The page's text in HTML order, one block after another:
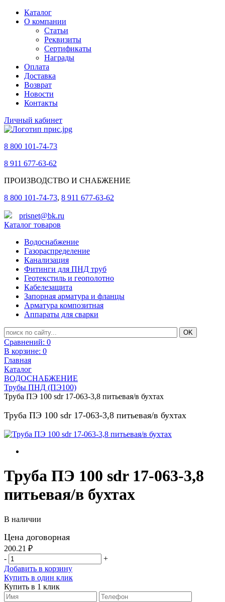
Каталог
О компании
Статьи
Реквизиты
Сертификаты
Награды
Оплата
Доставка
Возврат
Новости
Контакты
Личный кабинет
8 800 101-74-73
8 911 677-63-62
ПРОИЗВОДСТВО И СНАБЖЕНИЕ
8 800 101-74-73, 8 911 677-63-62
prisnet@bk.ru
Каталог товаров
Водоснабжение
Газораспределение
Канализация
Фитинги для ПНД труб
Геотекстиль и геополотно
Кабелезащита
Запорная арматура и фланцы
Арматура композитная
Аппараты для сварки
Сравнений: 0
В корзине: 0
Главная
Каталог
ВОДОСНАБЖЕНИЕ
Трубы ПНД (ПЭ100)
Труба ПЭ 100 sdr 17-063-3,8 питьевая/в бухтах
Труба ПЭ 100 sdr 17-063-3,8 питьевая/в бухтах
Труба ПЭ 100 sdr 17-063-3,8
питьевая/в бухтах
В наличии
Цена договорная
200.21 ₽
-
+
Добавить в корзину
Купить в один клик
Купить в 1 клик